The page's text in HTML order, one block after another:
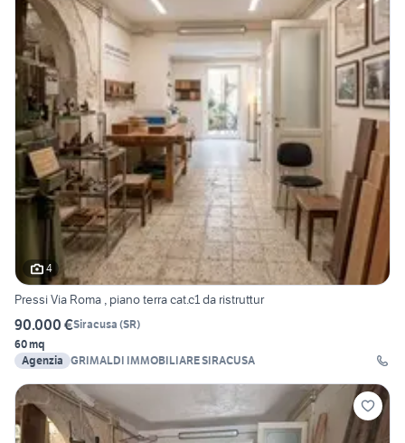
4
Pressi Via Roma , piano terra cat.c1 da ristruttur
90.000 €Siracusa (SR)
60 mq
Agenzia GRIMALDI IMMOBILIARE SIRACUSA